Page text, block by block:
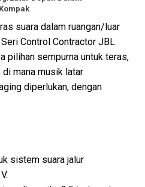
suara dalam ruangan/luar
Control Contractor JBL
pilihan sempurna untuk teras,
mana musik latar
diperlukan, dengan
sistem suara jalur